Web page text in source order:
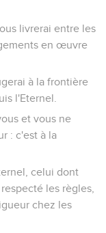
livrerai entre les
en œuvre
à la frontière
l'Eternel.
et vous ne
: c'est à la
celui dont
les règles,
chez les